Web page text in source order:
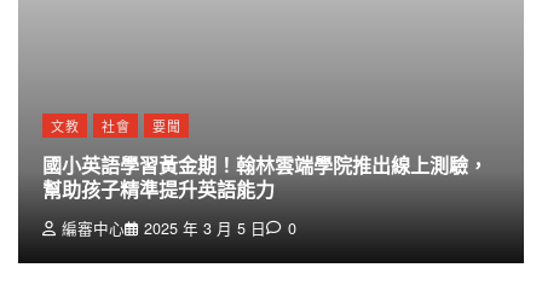
文教 社會 要聞
國小英語學習黃金期！翰林雲端學院推出線上測驗，
幫助孩子精準提升英語能力
編審中心 2025 年 3 月 5 日 0